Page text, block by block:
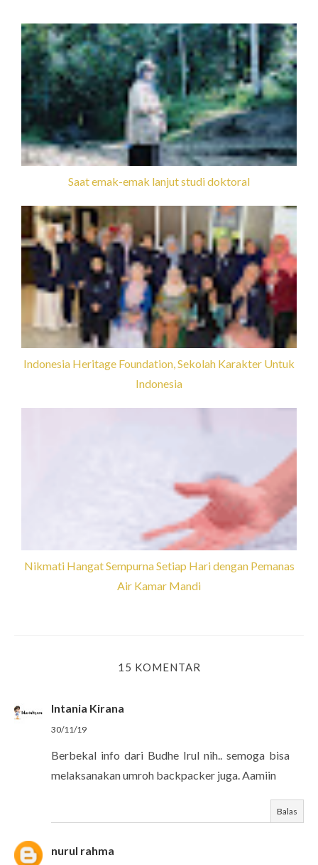
Saat emak-emak lanjut studi doktoral
Indonesia Heritage Foundation, Sekolah Karakter Untuk
Indonesia
Nikmati Hangat Sempurna Setiap Hari dengan Pemanas
Air Kamar Mandi
15 KOMENTAR
Intania Kirana
30/11/19
Berbekal info dari Budhe Irul nih.. semoga bisa
melaksanakan umroh backpacker juga. Aamiin
Balas
nurul rahma